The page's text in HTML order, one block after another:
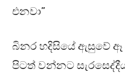
එනවා”
බිනර හදිසියේ ඇසුවේ ඈ
පිටත් වන්නට